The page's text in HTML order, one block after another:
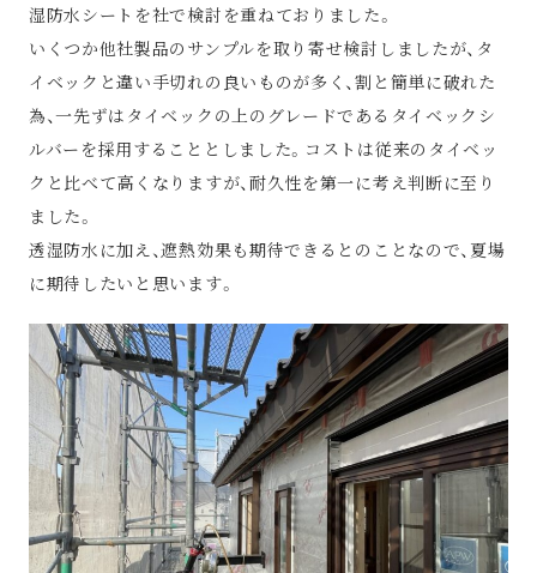
湿防水シートを社で検討を重ねておりました。
いくつか他社製品のサンプルを取り寄せ検討しましたが、タ
イベックと違い手切れの良いものが多く、割と簡単に破れた
為、一先ずはタイベックの上のグレードであるタイベックシ
ルバーを採用することとしました。コストは従来のタイベッ
クと比べて高くなりますが、耐久性を第一に考え判断に至り
ました。
透湿防水に加え、遮熱効果も期待できるとのことなので、夏場
に期待したいと思います。